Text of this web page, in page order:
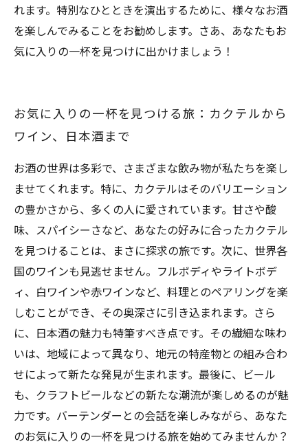
れます。特別なひとときを演出するために、様々なお酒
を楽しんでみることをお勧めします。さあ、あなたもお
気に入りの一杯を見つけに出かけましょう！
お気に入りの一杯を見つける旅：カクテルから
ワイン、日本酒まで
お酒の世界は多彩で、さまざまな飲み物が私たちを楽し
ませてくれます。特に、カクテルはそのバリエーション
の豊かさから、多くの人に愛されています。甘さや酸
味、スパイシーさなど、あなたの好みに合ったカクテル
を見つけることは、まさに探求の旅です。次に、世界各
国のワインも見逃せません。フルボディやライトボデ
ィ、白ワインや赤ワインなど、料理とのペアリングを楽
しむことができ、その奥深さに引き込まれます。さら
に、日本酒の魅力も特筆すべき点です。その繊細な味わ
いは、地域によって異なり、地元の特産物との組み合わ
せによって新たな発見が生まれます。最後に、ビール
も、クラフトビールなどの新たな潮流が楽しめるのが魅
力です。バーテンダーとの会話を楽しみながら、あなた
のお気に入りの一杯を見つける旅を始めてみませんか？